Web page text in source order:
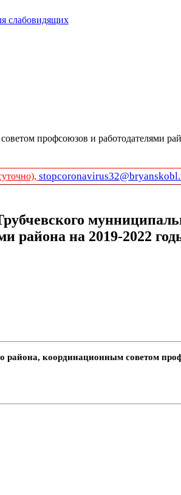
слабовидящих
профсоюзов и работодателями
района на 2019-2022
района, координационным советом